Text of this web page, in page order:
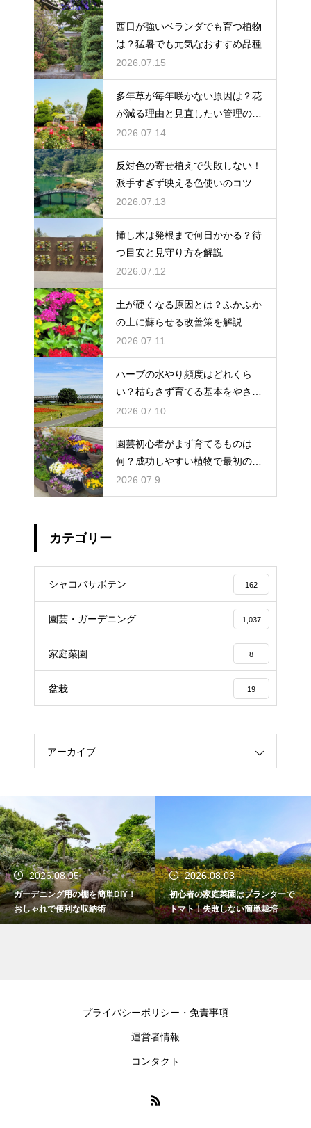
西日が強いベランダでも育つ植物
は？猛暑でも元気なおすすめ品種
2026.07.15
多年草が毎年咲かない原因は？花
が減る理由と見直したい管理のコ
ツ
2026.07.14
反対色の寄せ植えで失敗しない！
派手すぎず映える色使いのコツ
2026.07.13
挿し木は発根まで何日かかる？待
つ目安と見守り方を解説
2026.07.12
土が硬くなる原因とは？ふかふか
の土に蘇らせる改善策を解説
2026.07.11
ハーブの水やり頻度はどれくら
い？枯らさず育てる基本をやさし
く紹介
2026.07.10
園芸初心者がまず育てるものは
何？成功しやすい植物で最初の一
歩を踏み出そう
2026.07.9
カテゴリー
シャコバサボテン 162
園芸・ガーデニング 1,037
家庭菜園 8
盆栽 19
アーカイブ
2026.08.05
ガーデニング用の棚を簡単DIY！
おしゃれで便利な収納術
2026.08.03
初心者の家庭菜園はプランターで
トマト！失敗しない簡単栽培
プライバシーポリシー・免責事項
運営者情報
コンタクト